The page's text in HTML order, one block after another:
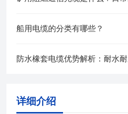
船用电缆的分类有哪些？
防水橡套电缆优势解析：耐水
详细介绍